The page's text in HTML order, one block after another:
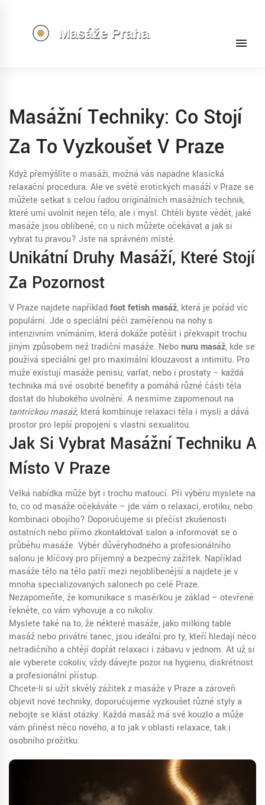
Masážní Techniky: Co Stojí
Za To Vyzkoušet V Praze
Když přemýšlíte o masáži, možná vás napadne klasická
relaxační procedura. Ale ve světě erotických masáží v Praze se
můžete setkat s celou řadou originálních masážních technik,
které umí uvolnit nejen tělo, ale i mysl. Chtěli byste vědět, jaké
masáže jsou oblíbené, co u nich můžete očekávat a jak si
vybrat tu pravou? Jste na správném místě.
Unikátní Druhy Masáží, Které Stojí
Za Pozornost
V Praze najdete například foot fetish masáž, která je pořád víc
populární. Jde o speciální péči zaměřenou na nohy s
intenzivním vnímáním, která dokáže potěšit i překvapit trochu
jiným způsobem než tradiční masáže. Nebonuru masáž, kde se
používá speciální gel pro maximální klouzavost a intimitu. Pro
muže existují masáže penisu, varlat, nebo i prostaty – každá
technika má své osobité benefity a pomáhá různé části těla
dostat do hlubokého uvolnění. A nesmíme zapomenout na
tantrickou masáž, která kombinuje relaxaci těla i mysli a dává
prostor pro lepší propojení s vlastní sexualitou.
Jak Si Vybrat Masážní Techniku A
Místo V Praze
Velká nabídka může být i trochu matoucí. Při výběru myslete na
to, co od masáže očekáváte – jde vám o relaxaci, erotiku, nebo
kombinaci obojího? Doporučujeme si přečíst zkušenosti
ostatních nebo přímo zkontaktovat salon a informovat se o
průběhu masáže. Výběr důvěryhodného a profesionálního
salonu je klíčový pro příjemný a bezpečný zážitek. Například
masáže tělo na tělo patří mezi nejoblíbenější a najdete je v
mnoha specializovaných salonech po celé Praze.
Nezapomeňte, že komunikace s masérkou je základ – otevřeně
řekněte, co vám vyhovuje a co nikoliv.
Myslete také na to, že některé masáže, jako milking table
masáž nebo privátní tanec, jsou ideální pro ty, kteří hledají něco
netradičního a chtějí dopřát relaxaci i zábavu v jednom. Ať už si
ale vyberete cokoliv, vždy dávejte pozor na hygienu, diskrétnost
a profesionální přístup.
Chcete-li si užít skvělý zážitek z masáže v Praze a zároveň
objevit nové techniky, doporučujeme vyzkoušet různé styly a
nebojte se klást otázky. Každá masáž má své kouzlo a může
vám přinést něco nového, a to jak v oblasti relaxace, tak i
osobního prožitku.